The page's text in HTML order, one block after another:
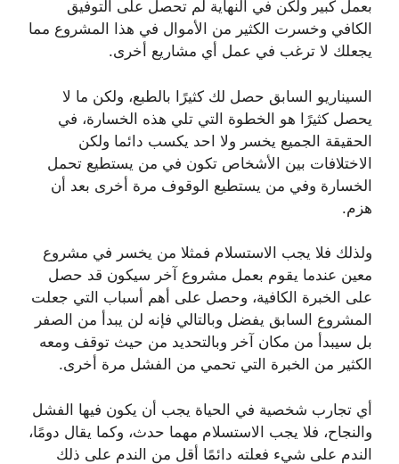
بعمل كبير ولكن في النهاية لم تحصل على التوفيق
الكافي وخسرت الكثير من الأموال في هذا المشروع ‏مما
يجعلك لا ترغب في عمل أي مشاريع أخرى.
‏السيناريو السابق حصل لك كثيرًا بالطبع، ‏ولكن ما لا
يحصل كثيرًا هو الخطوة التي تلي هذه الخسارة، ‏في
الحقيقة الجميع يخسر ولا احد يكسب دائما ولكن
الاختلافات بين الأشخاص تكون في من يستطيع تحمل
الخسارة وفي من يستطيع الوقوف مرة أخرى بعد أن
هزم.
‏ولذلك فلا يجب الاستسلام فمثلا من يخسر في مشروع
معين عندما يقوم بعمل مشروع آخر سيكون قد حصل
على الخبرة الكافية، وحصل على أهم أسباب التي جعلت
المشروع السابق يفضل وبالتالي فإنه لن يبدأ من الصفر
بل سيبدأ من مكان آخر وبالتحديد من حيث توقف ومعه
الكثير من الخبرة التي تحمي من الفشل مرة أخرى.
أي تجارب شخصية في الحياة يجب أن يكون فيها الفشل
والنجاح، فلا يجب الاستسلام مهما حدث، وكما يقال دومًا،
الندم على شيء فعلته دائمًا أقل من الندم على ذلك